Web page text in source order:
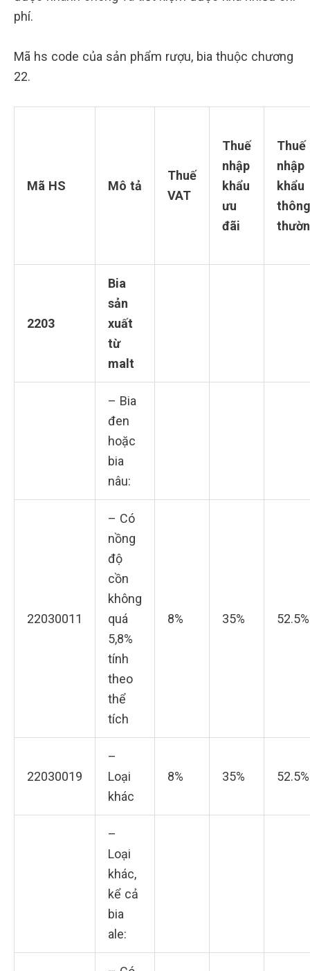
phí.
Mã hs code của sản phẩm rượu, bia thuộc chương
22.
Mã HS Mô tả
Thuế
VAT
Thuế
nhập
khẩu
ưu
đãi
Thuế
nhập
khẩu
thông
2203
Bia
sản
xuất
từ
malt
– Bia
đen
hoặc
bia
nâu:
22030011
– Có
nồng
độ
cồn
không
quá
5,8%
tính
theo
thể
tích
8% 35% 52.5%
22030019
–
Loại
khác
8% 35% 52.5%
–
Loại
khác,
kể cả
bia
ale: